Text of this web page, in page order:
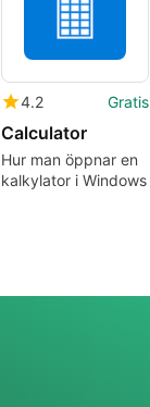
4.2 Gratis
Calculator
Hur man öppnar en
kalkylator i Windows